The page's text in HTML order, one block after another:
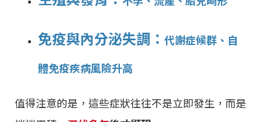
免疫與內分泌失調： 代謝症候群、自
體免疫疾病風險升高
值得注意的是，這些症狀往往不是立即發生，而是